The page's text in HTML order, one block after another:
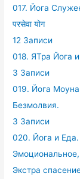
017. Йога
परसेवा योग
12 Записи
018. ЯТра Йога
3 Записи
019. Йога
Безмолвия.
3 Записи
020. Йога и
Экстра